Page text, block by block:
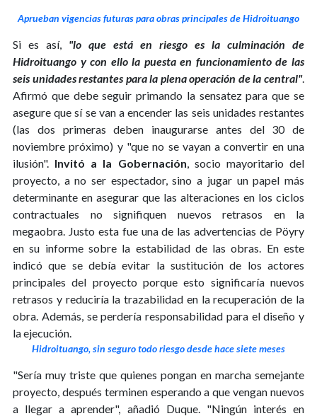
Aprueban vigencias futuras para obras principales de Hidroituango
Si es así, "lo que está en riesgo es la culminación de
Hidroituango y con ello la puesta en funcionamiento de las
seis unidades restantes para la plena operación de la central".
Afirmó que debe seguir primando la sensatez para que se
asegure que sí se van a encender las seis unidades restantes
(las dos primeras deben inaugurarse antes del 30 de
noviembre próximo) y "que no se vayan a convertir en una
ilusión". Invitó a la Gobernación, socio mayoritario del
proyecto, a no ser espectador, sino a jugar un papel más
determinante en asegurar que las alteraciones en los ciclos
contractuales no signifiquen nuevos retrasos en la
megaobra. Justo esta fue una de las advertencias de Pöyry
en su informe sobre la estabilidad de las obras. En este
indicó que se debía evitar la sustitución de los actores
principales del proyecto porque esto significaría nuevos
retrasos y reduciría la trazabilidad en la recuperación de la
obra. Además, se perdería responsabilidad para el diseño y
la ejecución.
Hidroituango, sin seguro todo riesgo desde hace siete meses
"Sería muy triste que quienes pongan en marcha semejante
proyecto, después terminen esperando a que vengan nuevos
a llegar a aprender", añadió Duque. "Ningún interés en